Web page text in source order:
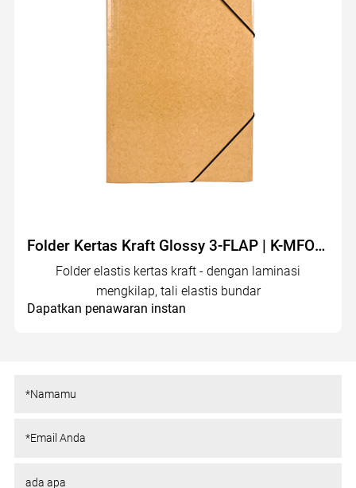
Folder Kertas Kraft Glossy 3-FLAP | K-MFO-011G
Folder elastis kertas kraft - dengan laminasi
mengkilap, tali elastis bundar
Dapatkan penawaran instan